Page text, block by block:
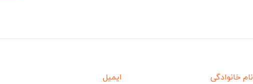
نام خانوادگی ایمیل